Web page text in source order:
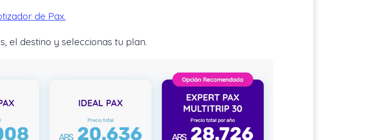
de Pax.
el destino y seleccionas tu plan.